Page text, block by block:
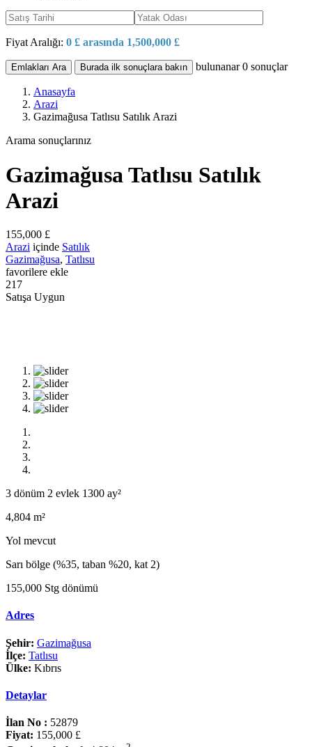
Fiyat Aralığı: 0 £ arasında 1,500,000 £
Emlakları Ara Burada ilk sonuçlara bakın bulunanar0 sonuçlar
Anasayfa
Arazi
Gazimağusa Tatlısu Satılık Arazi
Arama sonuçlarınız
Gazimağusa Tatlısu Satılık
Arazi
155,000 £
Arazi içinde Satılık
Gazimağusa, Tatlısu
favorilere ekle
217
Satışa Uygun
3 dönüm 2 evlek 1300 ay²
4,804 m²
Yol mevcut
Sarı bölge (%35, taban %20, kat 2)
155,000 Stg dönümü
Adres
Şehir: Gazimağusa
İlçe: Tatlısu
Ülke: Kıbrıs
Detaylar
İlan No : 52879
Fiyat: 155,000 £